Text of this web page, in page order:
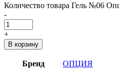
Количество товара Гель №06
-
+
В корзину
Бренд ОПЦИЯ